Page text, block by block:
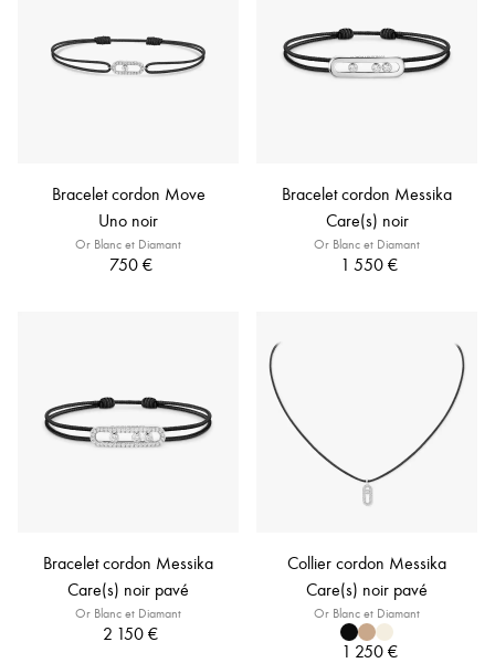
Bracelet cordon Move
Uno noir
Or Blanc et Diamant
750 €
Bracelet cordon Messika
Care(s) noir
Or Blanc et Diamant
1 550 €
Bracelet cordon Messika
Care(s) noir pavé
Or Blanc et Diamant
2 150 €
Collier cordon Messika
Care(s) noir pavé
Or Blanc et Diamant
1 250 €